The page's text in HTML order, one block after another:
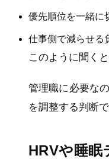
優先順位を一緒に
仕事側で減らせる
このように聞く
管理職に必要な
を調整する判断で
HRVや睡眠